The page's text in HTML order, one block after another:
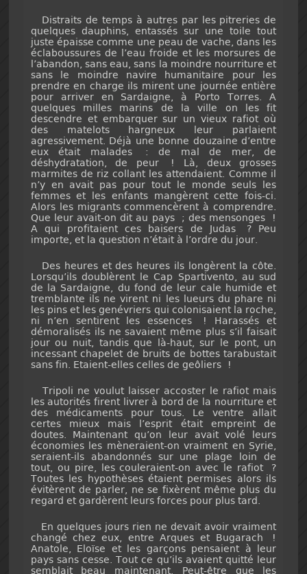
Distraits de temps à autres par les pitreries de
quelques dauphins, entassés sur une toile tout
juste épaisse comme une peau de vache, dans les
éclaboussures de l’eau froide et les morsures de
l’abandon, sans eau, sans la moindre nourriture et
sans le moindre navire humanitaire pour les
prendre en charge ils mirent une journée entière
pour arriver en Sardaigne, à Porto Torres. A
quelques milles marins de la ville on les fit
descendre et embarquer sur un vieux rafiot où
des matelots hargneux leur parlaient
agressivement. Déjà une bonne douzaine d’entre
eux était malades : de mal de mer, de
déshydratation, de peur ! Là, deux grosses
marmites de riz collant les attendaient. Comme il
n’y en avait pas pour tout le monde seuls les
femmes et les enfants mangèrent cette fois-ci.
Alors les migrants commencèrent à comprendre.
Que leur avait-on dit au pays ; des mensonges !
A qui profitaient ces baisers de Judas ? Peu
importe, et la question n’était à l’ordre du jour.
Des heures et des heures ils longèrent la côte.
Lorsqu’ils doublèrent le Cap Spartivento, au sud
de la Sardaigne, du fond de leur cale humide et
tremblante ils ne virent ni les lueurs du phare ni
les pins et les genévriers qui colonisaient la roche,
ni n’en sentirent les essences ! Harassés et
démoralisés ils ne savaient même plus s’il faisait
jour ou nuit, tandis que là-haut, sur le pont, un
incessant chapelet de bruits de bottes tarabustait
sans fin. Etaient-elles celles de geôliers !
Tripoli ne voulut laisser accoster le rafiot mais
les autorités firent livrer à bord de la nourriture et
des médicaments pour tous. Le ventre allait
certes mieux mais l’esprit était empreint de
doutes. Maintenant qu’on leur avait volé leurs
économies les mèneraient-on vraiment en Syrie,
seraient-ils abandonnés sur une plage loin de
tout, ou pire, les couleraient-on avec le rafiot ?
Toutes les hypothèses étaient permises alors ils
évitèrent de parler, ne se fixèrent même plus du
regard et gardèrent leurs forces pour plus tard.
En quelques jours rien ne devait avoir vraiment
changé chez eux, entre Arques et Bugarach !
Anatole, Eloïse et les garçons pensaient à leur
pays sans cesse. Tout ce qu’ils avaient quitté leur
semblait beau maintenant. Peut-être que les